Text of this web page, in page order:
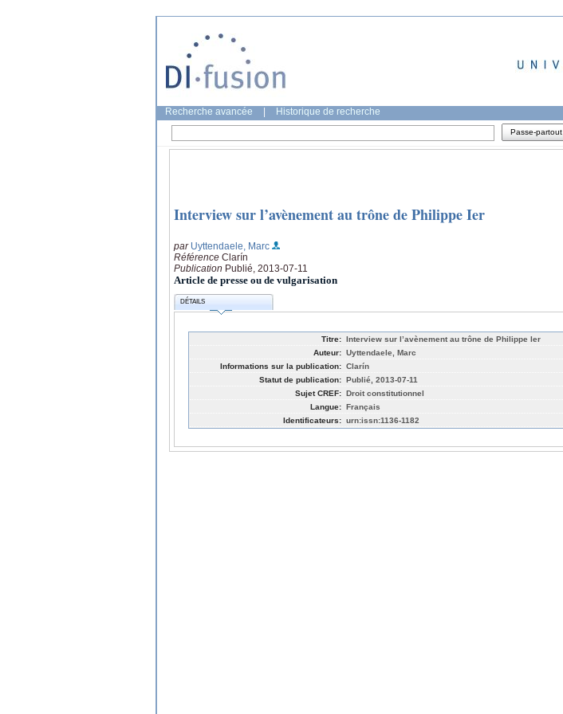
Recherche avancée Historique de recherche
Passe-partout
Interview sur l’avènement au trône de Philippe Ier
par Uyttendaele, Marc
Référence Clarín
Publication Publié, 2013-07-11
Article de presse ou de vulgarisation
DÉTAILS
Titre: Interview sur l’avènement au trône de Philippe Ier
Auteur: Uyttendaele, Marc
Informations sur la publication: Clarín
Statut de publication: Publié, 2013-07-11
Sujet CREF: Droit constitutionnel
Langue: Français
Identificateurs: urn:issn:1136-1182